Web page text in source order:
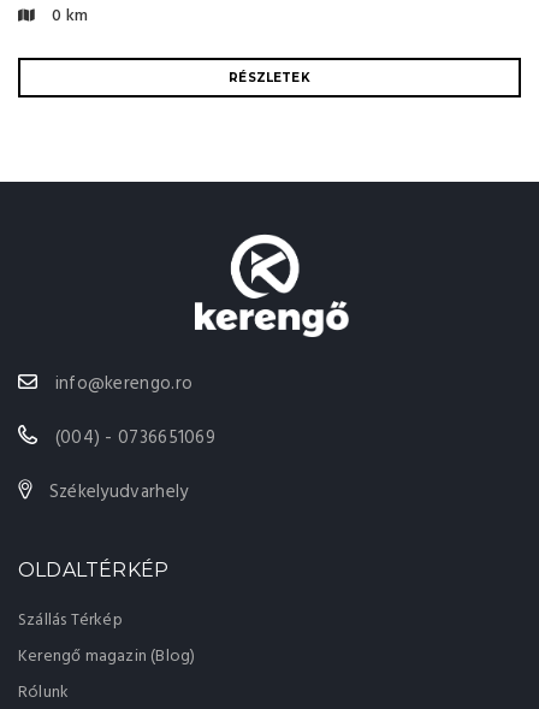
0 km
RÉSZLETEK
info@kerengo.ro
(004) - 0736651069
Székelyudvarhely
OLDALTÉRKÉP
Szállás Térkép
Kerengő magazin (Blog)
Rólunk